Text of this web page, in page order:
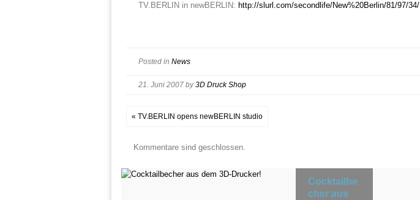
TV.BERLIN in newBERLIN: http://slurl.com/secondlife/New%20Berlin/81/97/34/
Posted in News
21. Juni 2007 by3D Druck Shop
« TV.BERLIN opens newBERLIN studio
Kommentare sind geschlossen.
Cocktailbe
cher aus